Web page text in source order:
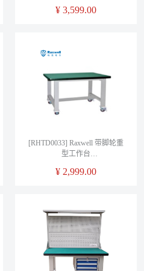
50mm)二吊抽
¥3,599.00
[RHTD0033] Raxwell 带脚轮重
型工作台
50mm)
¥ 2,999.00